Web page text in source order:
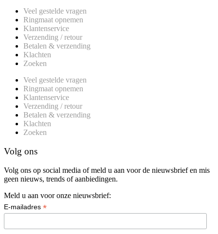
Veel gestelde vragen
Ringmaat opnemen
Klantenservice
Verzending / retour
Betalen & verzending
Klachten
Zoeken
Veel gestelde vragen
Ringmaat opnemen
Klantenservice
Verzending / retour
Betalen & verzending
Klachten
Zoeken
Volg ons
Volg ons op social media of meld u aan voor de nieuwsbrief en mis
geen nieuws, trends of aanbiedingen.
Meld u aan voor onze nieuwsbrief:
E-mailadres *